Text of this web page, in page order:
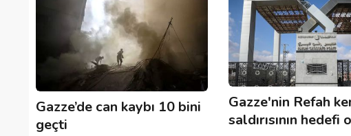
Gazze’de can kaybı 10 bini
geçti
Gazze'nin Refah
saldırısının hedefi